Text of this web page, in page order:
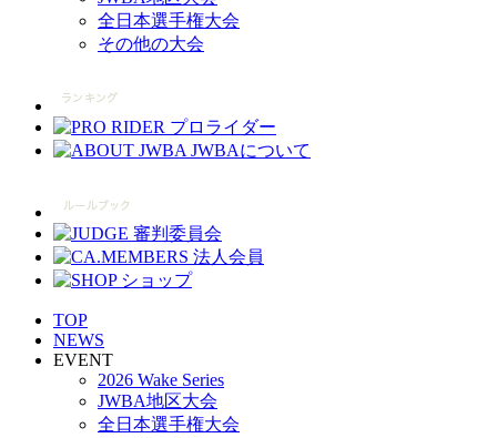
全日本選手権大会
その他の大会
TOP
NEWS
EVENT
2026 Wake Series
JWBA地区大会
全日本選手権大会